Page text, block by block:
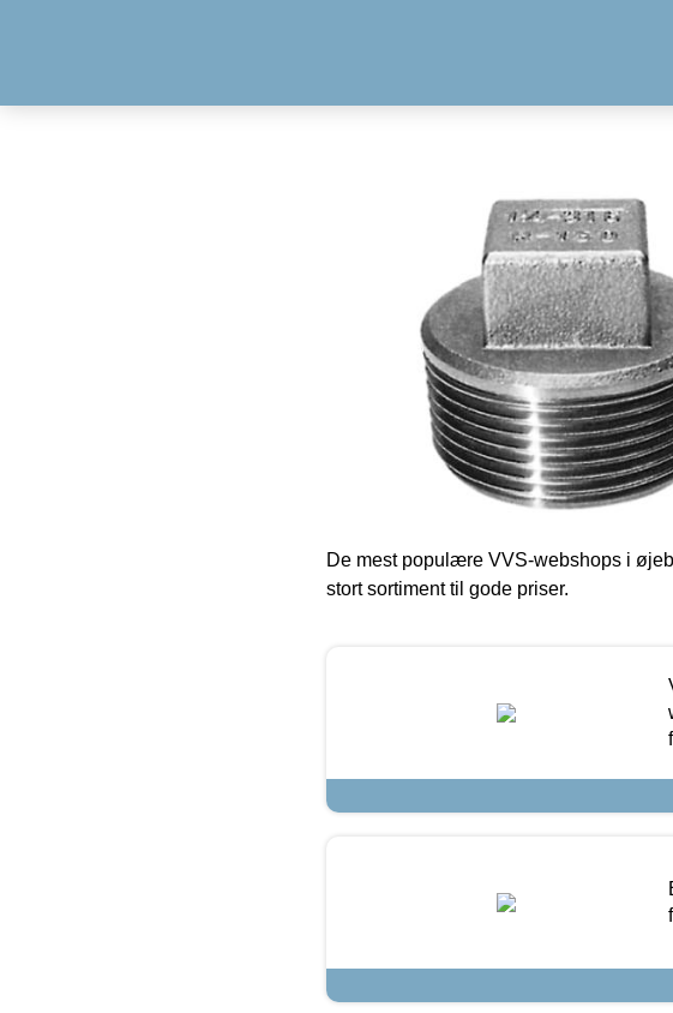
De mest populære VVS-webshops i
stort sortiment til gode priser.